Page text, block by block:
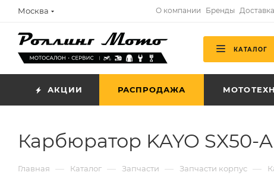
Москва О компании Бренды Доставка
КАТАЛОГ
АКЦИИ РАСПРОДАЖА
Карбюратор KAYO SX50-
Главная — Каталог — Запчасти — Запчасти корпус —